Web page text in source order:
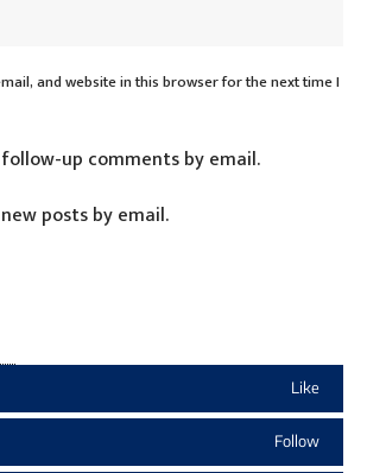
and website in this browser for the next time I
up comments by email.
posts by email.
Like
Follow